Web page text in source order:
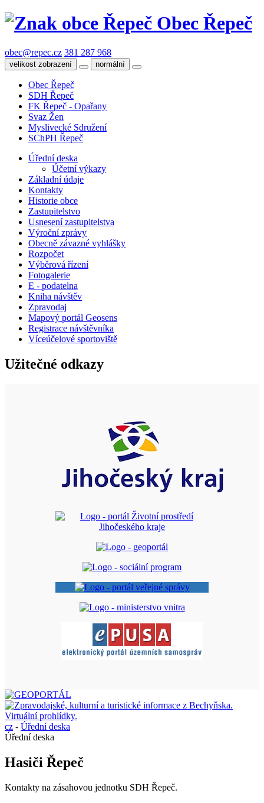
Obec Řepeč
obec@repec.cz 381 287 968
velikost zobrazení normální
Obec Řepeč
SDH Řepeč
FK Řepeč - Opařany
Svaz Žen
Myslivecké Sdružení
SChPH Řepeč
Úřední deska
Účetní výkazy
Základní údaje
Kontakty
Historie obce
Zastupitelstvo
Usnesení zastupitelstva
Výroční zprávy
Obecně závazné vyhlášky
Rozpočet
Výběrová řízení
Fotogalerie
E - podatelna
Kniha návštěv
Zpravodaj
Mapový portál Geosens
Registrace návštěvníka
Víceúčelové sportoviště
Užitečné odkazy
cz - Úřední deska
Úřední deska
Hasiči Řepeč
Kontakty na zásahovou jednotku SDH Řepeč.